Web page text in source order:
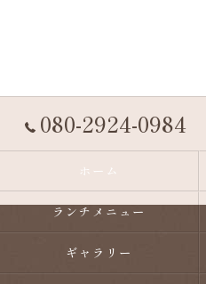
080-2924-0984
ホーム
ランチメニュー
ギャラリー